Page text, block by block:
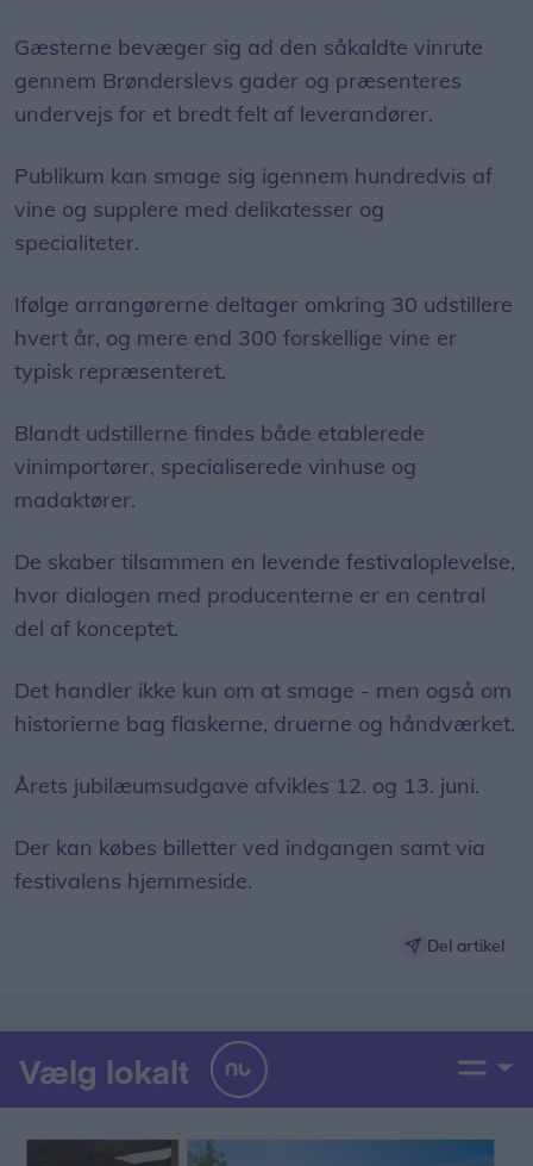
Gæsterne bevæger sig ad den såkaldte vinrute
gennem Brønderslevs gader og præsenteres
undervejs for et bredt felt af leverandører.
Publikum kan smage sig igennem hundredvis af
vine og supplere med delikatesser og
specialiteter.
Ifølge arrangørerne deltager omkring 30 udstillere
hvert år, og mere end 300 forskellige vine er
typisk repræsenteret.
Blandt udstillerne findes både etablerede
vinimportører, specialiserede vinhuse og
madaktører.
De skaber tilsammen en levende festivaloplevelse,
hvor dialogen med producenterne er en central
del af konceptet.
Det handler ikke kun om at smage - men også om
historierne bag flaskerne, druerne og håndværket.
Årets jubilæumsudgave afvikles 12. og 13. juni.
Der kan købes billetter ved indgangen samt via
festivalens hjemmeside.
Del artikel